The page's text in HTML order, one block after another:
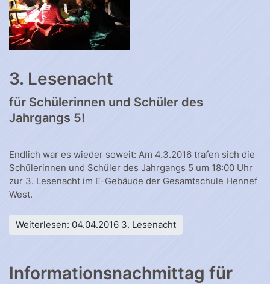
3. Lesenacht
für Schülerinnen und Schüler des
Jahrgangs 5!
Endlich war es wieder soweit: Am 4.3.2016 trafen sich die
Schülerinnen und Schüler des Jahrgangs 5 um 18:00 Uhr
zur 3. Lesenacht im E-Gebäude der Gesamtschule Hennef
West.
Weiterlesen: 04.04.2016 3. Lesenacht
Informationsnachmittag für